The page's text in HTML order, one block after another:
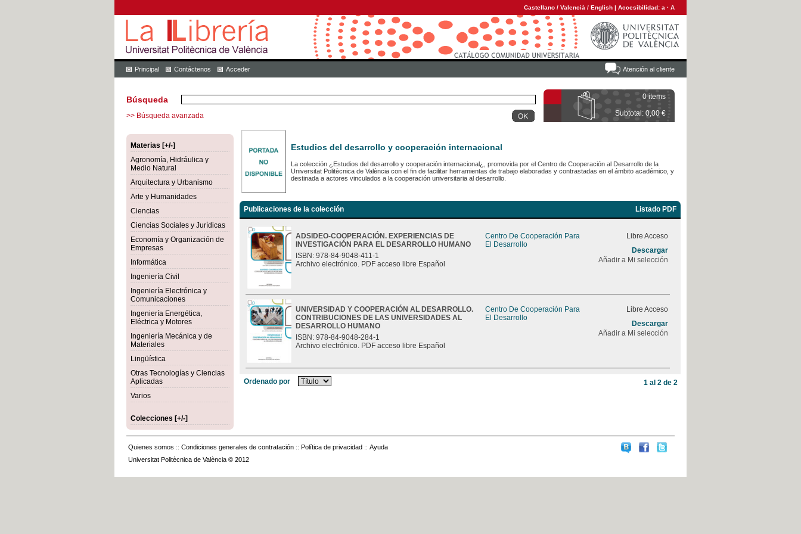
Castellano / Valencià / English | Accesibilidad: a · A
Atención al cliente
Principal Contáctenos Acceder
0 items
Subtotal: 0,00 €
Búsqueda
>> Búsqueda avanzada
Materias [+/-]
Agronomía, Hidráulica y
Medio Natural
Arquitectura y Urbanismo
Arte y Humanidades
Ciencias
Ciencias Sociales y Jurídicas
Economía y Organización de
Empresas
Informática
Ingeniería Civil
Ingeniería Electrónica y
Comunicaciones
Ingeniería Energética,
Eléctrica y Motores
Ingeniería Mecánica y de
Materiales
Lingüística
Otras Tecnologías y Ciencias
Aplicadas
Varios
Colecciones [+/-]
Estudios del desarrollo y cooperación internacional
La colección ¿Estudios del desarrollo y cooperación internacional¿, promovida por el Centro de Cooperación al Desarrollo de la
Universitat Politècnica de València con el fin de facilitar herramientas de trabajo elaboradas y contrastadas en el ámbito académico, y
destinada a actores vinculados a la cooperación universitaria al desarrollo.
Publicaciones de la colección Listado PDF
ADSIDEO-COOPERACIÓN. EXPERIENCIAS DE
INVESTIGACIÓN PARA EL DESARROLLO HUMANO
ISBN: 978-84-9048-411-1
Archivo electrónico. PDF acceso libre Español
Centro De Cooperación Para
El Desarrollo
Libre Acceso
Descargar
Añadir a Mi selección
UNIVERSIDAD Y COOPERACIÓN AL DESARROLLO.
CONTRIBUCIONES DE LAS UNIVERSIDADES AL
DESARROLLO HUMANO
ISBN: 978-84-9048-284-1
Archivo electrónico. PDF acceso libre Español
Centro De Cooperación Para
El Desarrollo
Libre Acceso
Descargar
Añadir a Mi selección
Ordenado por 1 al 2 de 2
Quienes somos :: Condiciones generales de contratación :: Política de privacidad :: Ayuda
Universitat Politècnica de València © 2012